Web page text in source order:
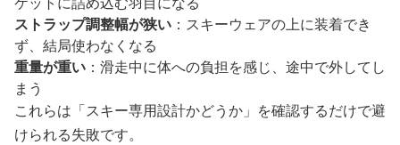
ストラップ調整幅が狭い ：スキーウェアの上に装着でき
ず、結局使わなくなる
重量が重い ：滑走中に体への負担を感じ、途中で外してし
まう
これらは「スキー専用設計かどうか」を確認するだけで避
けられる失敗です。